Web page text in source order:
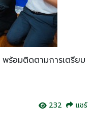
ร้อมติดตามการเตรียม
232
แชร์